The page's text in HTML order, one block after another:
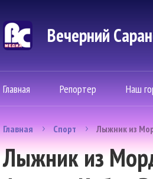
Вечерний
Главная Репортер Наш
Главная Спорт Лыжник из
Лыжник из